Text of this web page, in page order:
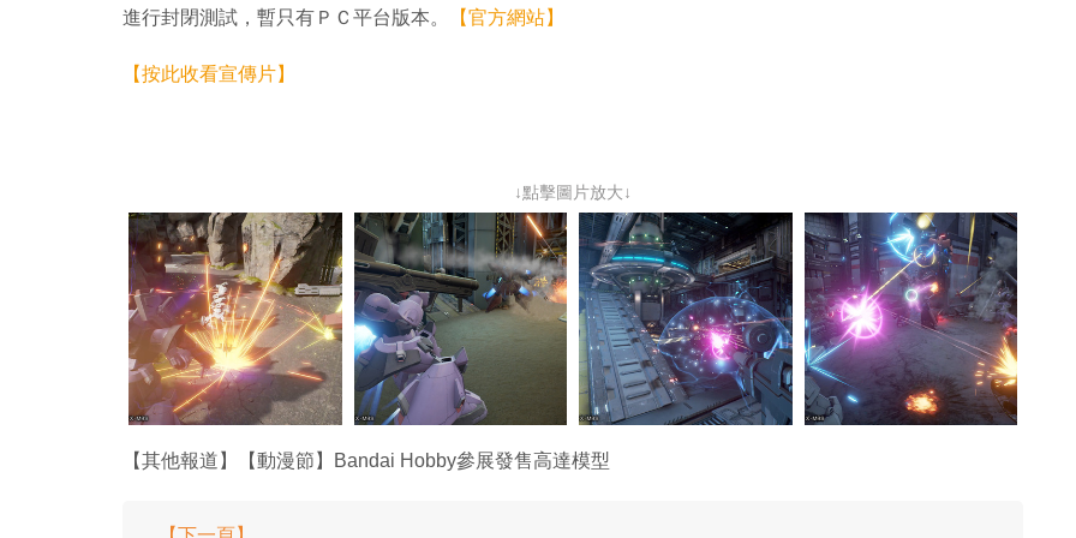
進行封閉測試，暫只有ＰＣ平台版本。 【官方網站】
【按此收看宣傳片】
↓點擊圖片放大↓
【其他報道】【動漫節】Bandai Hobby參展發售高達模型